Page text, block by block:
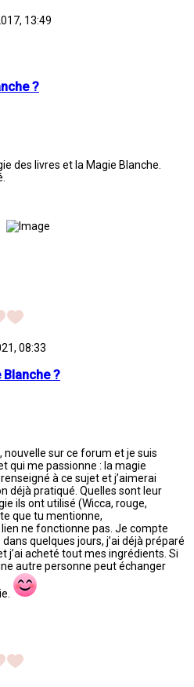
13:49
?
des livres et la Magie Blanche.
08:33
?
nouvelle sur ce forum et je suis
qui me passionne : la magie
à ce sujet et j’aimerai
déjà pratiqué. Quelles sont leur
ils ont utilisé (Wicca, rouge,
que tu mentionne,
ne fonctionne pas. Je compte
quelques jours, j’ai déjà préparé
j’ai acheté tout mes ingrédients. Si
autre personne peut échanger